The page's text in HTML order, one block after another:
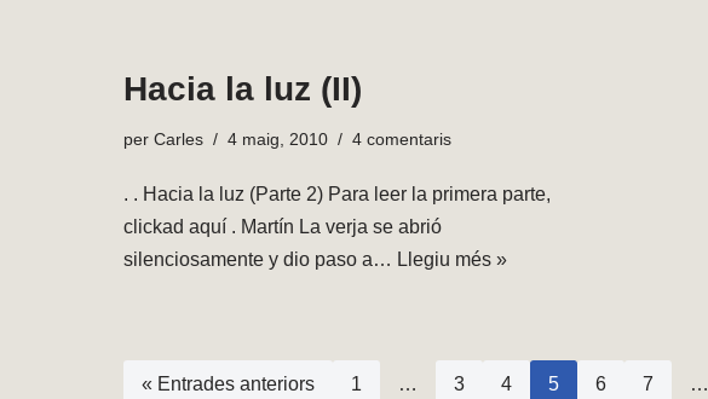
Hacia la luz (II)
per Carles 4 maig, 2010 4 comentaris
. . Hacia la luz (Parte 2) Para leer la primera parte,
clickad aquí . Martín La verja se abrió
silenciosamente y dio paso a… Llegiu més »
« Entrades anteriors 1 … 3 4 5 6 7 …